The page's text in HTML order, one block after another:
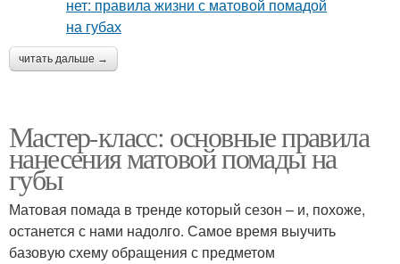
читать дальше →
Мастер-класс: основные правила
нанесения матовой помады на
губы
Матовая помада в тренде который сезон – и, похоже,
останется с нами надолго. Самое время выучить
базовую схему обращения с предметом